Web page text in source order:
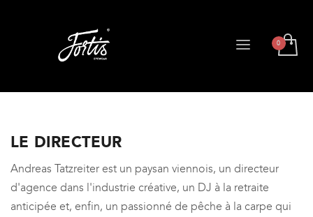
LE DIRECTEUR
Andreas Tatzreiter est un paysan viennois, un directeur
d'agence dans l'industrie créative, un DJ à la retraite
anticipée et, enfin, un passionné de pêche à la carpe qui